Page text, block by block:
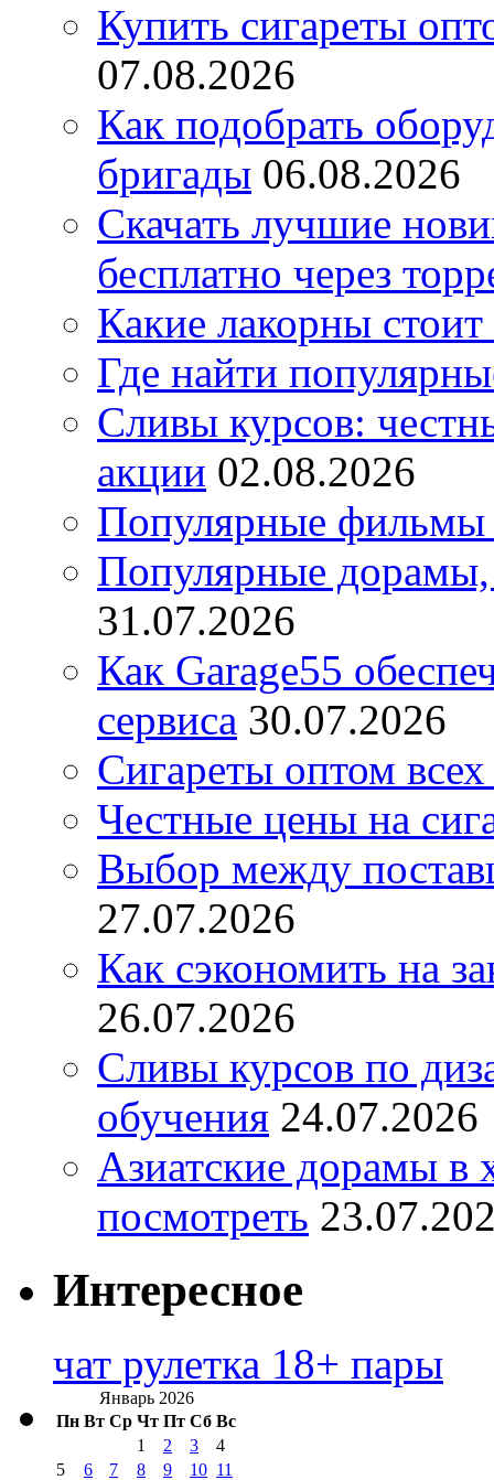
Купить сигареты
07.08.2026
Как подобрать
бригады 06.08.2026
Скачать лучшие
бесплатно через
Какие лакорны стоит
Где найти
Сливы курсов:
акции 02.08.2026
Популярные фильмы
Популярные дорамы,
31.07.2026
Как Garage55
сервиса 30.07.2026
Сигареты оптом
Честные цены на
Выбор между
27.07.2026
Как сэкономить на
26.07.2026
Сливы курсов по
обучения 24.07.2026
Азиатские дорамы в
посмотреть
Интересное
чат рулетка 18+ пары
Январь 2026
Пн Вт Ср Чт Пт Сб Вс
1 2 3
4
5
6 7 8 9 10 11